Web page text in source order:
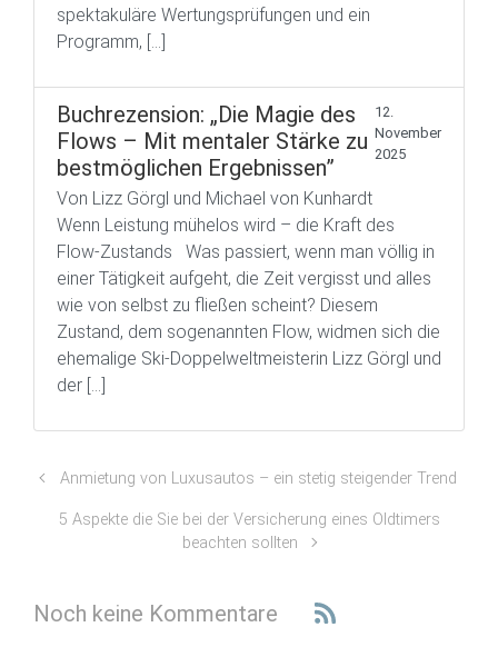
spektakuläre Wertungsprüfungen und ein
Programm, […]
Buchrezension: „Die Magie des
Flows – Mit mentaler Stärke zu
bestmöglichen Ergebnissen”
12.
November
2025
Von Lizz Görgl und Michael von Kunhardt
Wenn Leistung mühelos wird – die Kraft des
Flow-Zustands Was passiert, wenn man völlig in
einer Tätigkeit aufgeht, die Zeit vergisst und alles
wie von selbst zu fließen scheint? Diesem
Zustand, dem sogenannten Flow, widmen sich die
ehemalige Ski-Doppelweltmeisterin Lizz Görgl und
der […]
Anmietung von Luxusautos – ein stetig steigender Trend
5 Aspekte die Sie bei der Versicherung eines Oldtimers
beachten sollten
Noch keine Kommentare